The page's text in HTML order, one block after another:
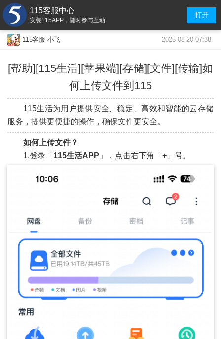
115客服中心
安装115APP，随时参与互动
打开
115客服-小飞 2025-08-20 07:38
[帮助][115生活][苹果端][存储][文件][传输]如
何上传文件到115
115生活为用户提供安全、稳定、高效和智能的云存储
服务，提供更便捷的操作，确保文件更安全。
如何上传文件？
1.登录「 115生活APP 」，点击右下角「 + 」号。